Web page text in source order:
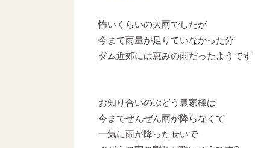
怖いくらいの大雨でしたが
今まで雨量が足りていなかった分
ダム近郊には恵みの雨だったようです
お知り合いのぶどう農家様は
今までぜんぜん雨が降らなくて
一気に雨が降ったせいで